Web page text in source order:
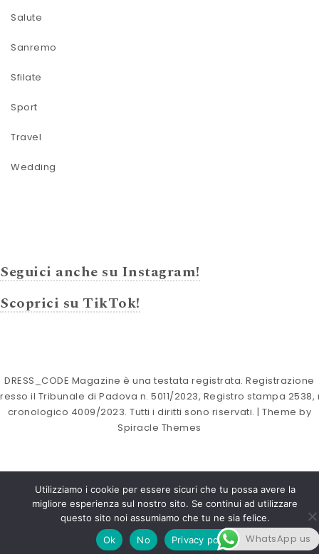
Salute
Sanremo
Sfilate
Sport
Travel
Wedding
Seguici anche su Instagram!
Scoprici su TikTok!
DRESS_CODE Magazine è una testata registrata. Registrazione
il Tribunale di Padova n. 5011/2023, Registro stampa 2538,
cronologico 4009/2023. Tutti i diritti sono riservati. | Theme by
Spiracle Themes
WhatsApp us
Utilizziamo i cookie per essere sicuri che tu possa avere la
migliore esperienza sul nostro sito. Se continui ad utilizzare
questo sito noi assumiamo che tu ne sia felice.
Ok
No Privacy policy